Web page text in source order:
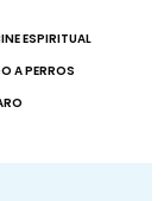
ESPIRITUAL
A PERROS